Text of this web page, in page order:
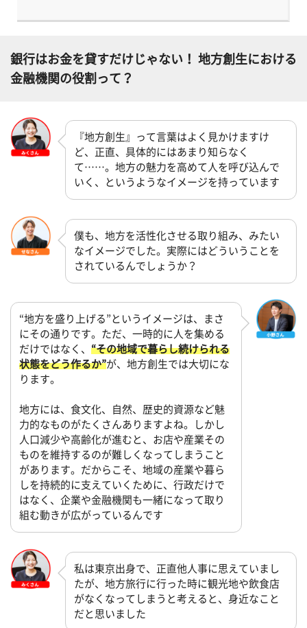
銀行はお金を貸すだけじゃない！ 地方創生における
金融機関の役割って？
『地方創生』って言葉はよく見かけますけ
ど、正直、具体的にはあまり知らなく
て……。地方の魅力を高めて人を呼び込んで
いく、というようなイメージを持っています
僕も、地方を活性化させる取り組み、みたい
なイメージでした。実際にはどういうことを
されているんでしょうか？
“地方を盛り上げる”というイメージは、まさ
にその通りです。ただ、一時的に人を集める
だけではなく、 “その地域で暮らし続けられる
状態をどう作るか”が、地方創生では大切にな
ります。
地方には、食文化、自然、歴史的資源など魅
力的なものがたくさんありますよね。しかし
人口減少や高齢化が進むと、お店や産業その
ものを維持するのが難しくなってしまうこと
があります。だからこそ、地域の産業や暮ら
しを持続的に支えていくために、行政だけで
はなく、企業や金融機関も一緒になって取り
組む動きが広がっているんです
私は東京出身で、正直他人事に思えていまし
たが、地方旅行に行った時に観光地や飲食店
がなくなってしまうと考えると、身近なこと
だと思いました